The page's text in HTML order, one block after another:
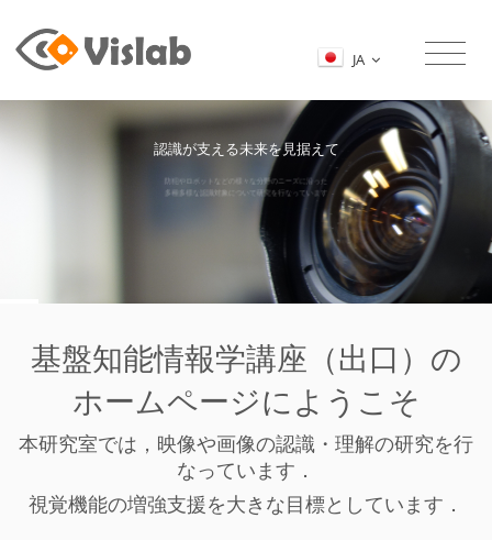
JA
認識が支える未来を見据えて
防犯やロボットなどの様々な分野のニーズに沿った
多種多様な認識対象について研究を行なっています
人センシンググループ
基盤知能情報学講座（出口）の
ホームページにようこそ
本研究室では，映像や画像の認識・理解の研究を行
なっています．
視覚機能の増強支援を大きな目標としています．